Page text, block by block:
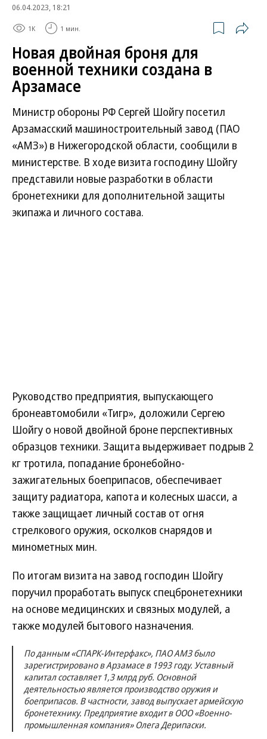
06.04.2023, 18:21
1K 1 мин.
Новая двойная броня для
военной техники создана в
Арзамасе
Министр обороны РФ Сергей Шойгу посетил
Арзамасский машиностроительный завод (ПАО
«АМЗ») в Нижегородской области, сообщили в
министерстве. В ходе визита господину Шойгу
представили новые разработки в области
бронетехники для дополнительной защиты
экипажа и личного состава.
Руководство предприятия, выпускающего
бронеавтомобили «Тигр», доложили Сергею
Шойгу о новой двойной броне перспективных
образцов техники. Защита выдерживает подрыв 2
кг тротила, попадание бронебойно-
зажигательных боеприпасов, обеспечивает
защиту радиатора, капота и колесных шасси, а
также защищает личный состав от огня
стрелкового оружия, осколков снарядов и
минометных мин.
По итогам визита на завод господин Шойгу
поручил проработать выпуск спецбронетехники
на основе медицинских и связных модулей, а
также модулей бытового назначения.
По данным «СПАРК-Интерфакс», ПАО АМЗ было
зарегистрировано в Арзамасе в 1993 году. Уставный
капитал составляет 1,3 млрд руб. Основной
деятельностью является производство оружия и
боеприпасов. В частности, завод выпускает армейскую
бронетехнику. Предприятие входит в ООО «Военно-
промышленная компания» Олега Дерипаски.